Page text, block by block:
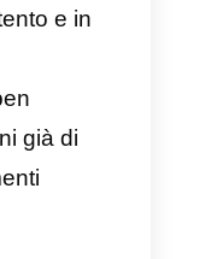
ripida
i settori